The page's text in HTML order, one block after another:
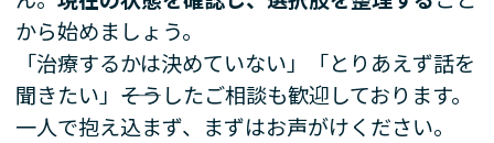
から始めましょう。
「治療するかは決めていない」「とりあえず話を
聞きたい」――そうしたご相談も歓迎しております。
一人で抱え込まず、まずはお声がけください。